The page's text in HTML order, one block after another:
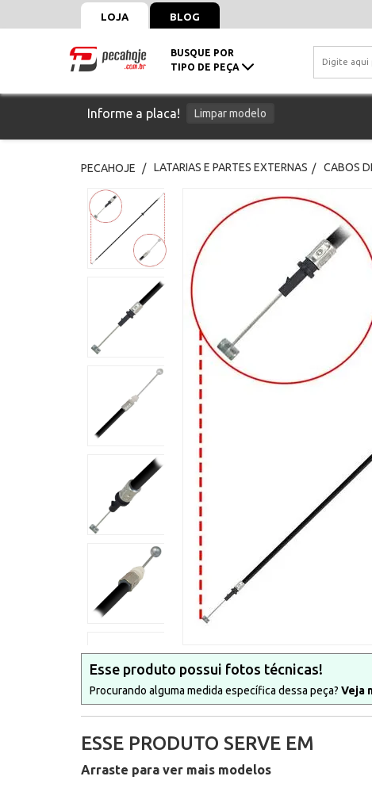
LOJA BLOG
BUSQUE POR
TIPO DE PEÇA
Informe a placa! Limpar modelo
PECAHOJE LATARIAS E PARTES EXTERNAS CABOS
Esse produto possui fotos técnicas!
Procurando alguma medida específica dessa peça? Veja
ESSE PRODUTO SERVE EM
Arraste para ver mais modelos